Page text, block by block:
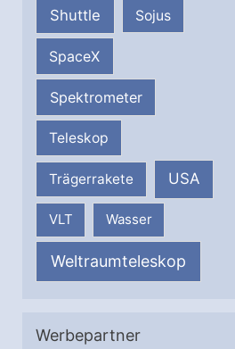
Shuttle Sojus
SpaceX
Spektrometer
Teleskop
Trägerrakete USA
VLT Wasser
Weltraumteleskop
Werbepartner